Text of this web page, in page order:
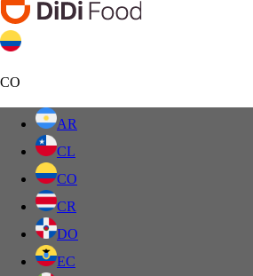
CO
AR
CL
CO
CR
DO
EC